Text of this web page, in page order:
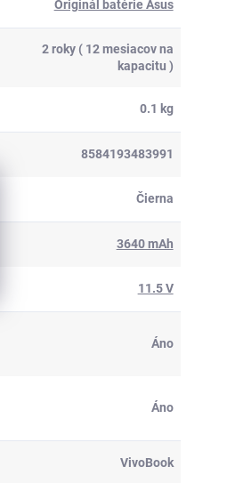
Originál batérie Asus
2 roky ( 12 mesiacov na
kapacitu )
0.1 kg
8584193483991
Čierna
3640 mAh
11.5 V
Áno
Áno
VivoBook